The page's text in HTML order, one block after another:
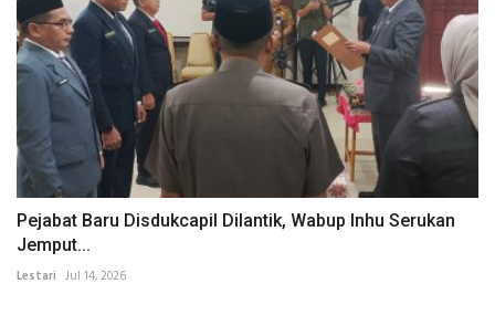
Pejabat Baru Disdukcapil Dilantik, Wabup Inhu Serukan
Jemput...
Lestari Jul 14, 2026